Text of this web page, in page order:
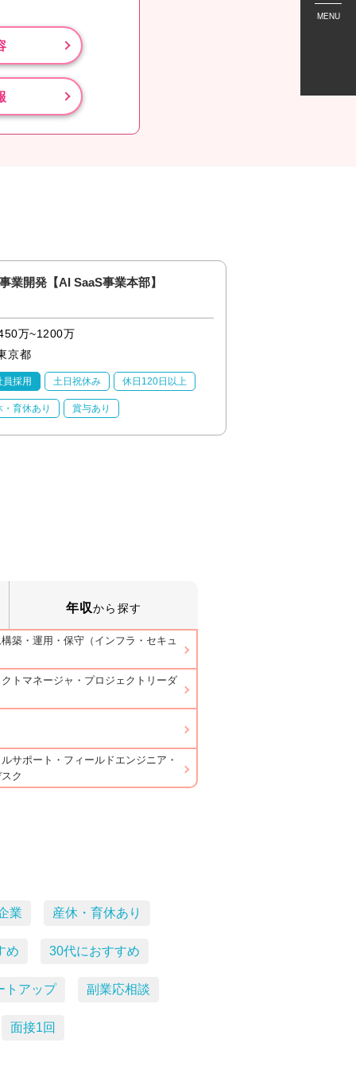
MENU
業開発【AI SaaS事業本部】
万~1200万
京都
員採用 土日祝休み 休日120日以上
・育休あり 賞与あり
年収から探す
築・運用・保守（インフラ・セキュ
トマネージャ・プロジェクトリーダ
サポート・フィールドエンジニア・
ク
業 産休・育休あり
め 30代におすすめ
トアップ 副業応相談
面接1回